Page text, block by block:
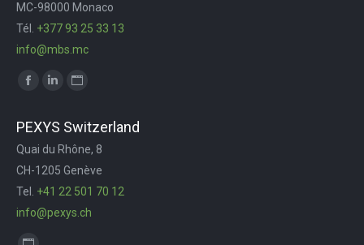
MC-98000 Monaco
Tél. +377 93 25 33 13
info@mbs.mc
Trouvez nous sur :
opens
in
new
window
opens
in
new
window
page
opens
in
new
window
PEXYS Switzerland
Quai du Rhône, 8
CH-1205 Genève
Tel. +41 22 501 70 12
info@pexys.ch
Trouvez nous sur :